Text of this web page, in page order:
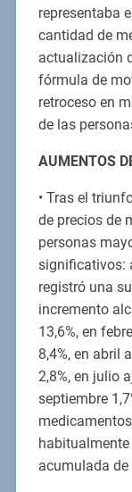
representaba
cantidad de
actualización
fórmula de
retroceso en
de las
AUMENTOS
• Tras el
de precios de
personas
significativos:
registró una
incremento
13,6%, en
8,4%, en abril
2,8%, en julio
septiembre
acumulada de